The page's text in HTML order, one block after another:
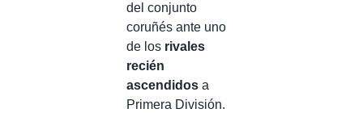
del conjunto
coruñés ante uno
de los rivales
recién
ascendidos a
Primera División.